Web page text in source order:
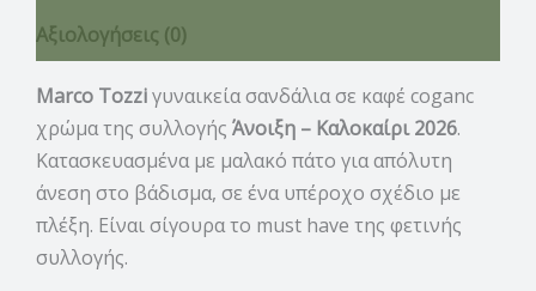
Αξιολογήσεις (0)
Marco Tozziγυναικεία σανδάλια σε καφέ coganc
χρώμα της συλλογής Άνοιξη – Καλοκαίρι 2026.
Κατασκευασμένα με μαλακό πάτο για απόλυτη
άνεση στο βάδισμα, σε ένα υπέροχο σχέδιο με
πλέξη. Είναι σίγουρα το must have της φετινής
συλλογής.